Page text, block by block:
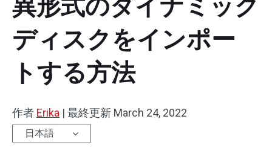
異形式のダイナミック
ディスクをインポー
トする方法
作者 Erika | 最終更新 March 24, 2022
日本語